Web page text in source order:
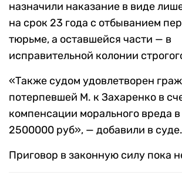
назначили наказание в виде
на срок 23 года с отбыванием
тюрьме, а оставшейся части — в
исправительной колонии
«Также судом удовлетворен
потерпевшей М. к Захаренко в
компенсации морального вреда
2500000 руб», — добавили в суде.
Приговор в законную силу пока